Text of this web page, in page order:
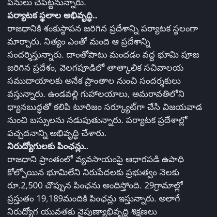
పర్యాటక స్థలాల అభివృద్ధి..
రాజధానికి శంకుస్థాపన జరిగిన ప్రదేశాన్ని పర్యాటక స్థలంగా
మార్చారు. నిత్యం ఎంతో మంది ఆ ప్రదేశాన్ని
సందర్శిస్తున్నారు. దాంతోపాటు మందడం వద్ద భూమి పూజ
జరిగిన ప్రదేశం, వెలగపూడిలో తాత్కాలిక సచివాలయ
సముదాయాలకు అనేక ప్రాంతాల నుంచి సందర్శకులు
వస్తున్నారు. ఉండవల్లి గుహాలయాలు, అమరావతిలోని
ధ్యానబుద్ధతో కలిపి టూరిజం సర్క్యూట్‌గా చేసి విజయవాడ
నుంచి బస్సులను నడుపుతున్నారు. పర్యాటక ప్రదేశాల్లో
పచ్చదనాన్ని అభివృద్ధి చేశారు.
నిరుద్యోగులకు పింఛన్లు..
రాజధాని ప్రాంతంలో వ్యవసాయంపై ఆధారపడి ఉపాధి
కోల్పోయిన భూమిలేని నిరుపేదలకు ప్రభుత్వం నెలకు
రూ.2,500 చొప్పున పింఛను అందిస్తోంది. 29గ్రామాల్లో
ప్రస్తుతం 19,189మందికి పింఛన్లు ఇస్తున్నారు. అలాగే
నిరుద్యోగ యువతకు నైపుణ్యాభివృద్ధి శిక్షణలు